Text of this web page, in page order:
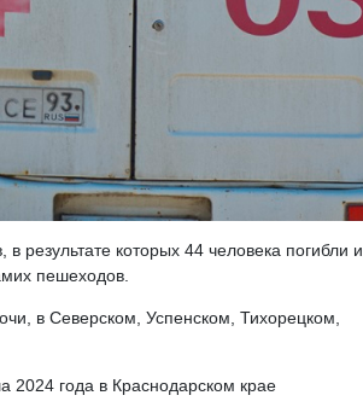
которых 44 человека погибли и
пешеходов.
в Северском, Успенском, Тихорецком,
2024 года в Краснодарском крае